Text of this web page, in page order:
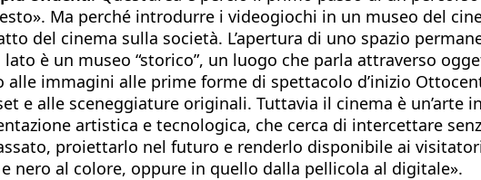
Ma perché introdurre i videogiochi in un museo del
del cinema sulla società. L’apertura di uno spazio
è un museo “storico”, un luogo che parla attraverso
immagini alle prime forme di spettacolo d’inizio
e alle sceneggiature originali. Tuttavia il cinema è un’arte
artistica e tecnologica, che cerca di intercettare
proiettarlo nel futuro e renderlo disponibile ai
nero al colore, oppure in quello dalla pellicola al digitale».